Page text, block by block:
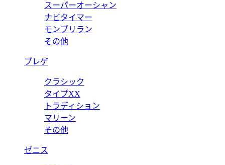
スーパーオーシャン
ナビタイマー
モンブリラン
その他
ブレゲ
クラシック
タイプXX
トラディション
マリーン
その他
ゼニス